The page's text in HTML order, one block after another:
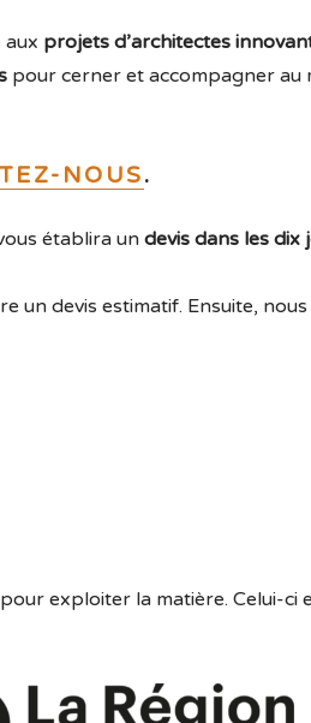
projets d’architectes
pour cerner et accompagner au
NOUS.
établira un devis dans les dix
un devis estimatif. Ensuite,
exploiter la matière. Celui-ci